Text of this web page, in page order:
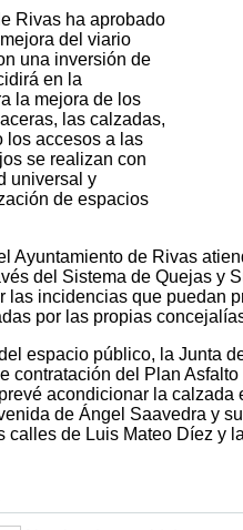
Rivas ha aprobado
del viario
una inversión de
en la
la mejora de los
las calzadas,
los accesos a las
se realizan con
universal y
de espacios
Ayuntamiento de Rivas
del Sistema de Quejas y
las incidencias que puedan
por las propias
espacio público, la Junta
contratación del Plan
acondicionar la calzada
de Ángel Saavedra y
calles de Luis Mateo Díez y